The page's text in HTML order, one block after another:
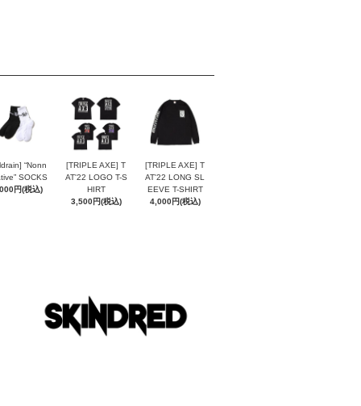
“Nonn
SOCKS
円(税込)
[TRIPLE AXE] T
AT'22 LOGO T-S
HIRT
3,500円(税込)
[TRIPLE AXE] T
AT'22 LONG SL
EEVE T-SHIRT
4,000円(税込)